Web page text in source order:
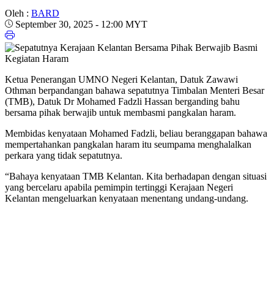
Oleh : BARD
September 30, 2025 - 12:00 MYT
Ketua Penerangan UMNO Negeri Kelantan, Datuk Zawawi
Othman berpandangan bahawa sepatutnya Timbalan Menteri Besar
(TMB), Datuk Dr Mohamed Fadzli Hassan berganding bahu
bersama pihak berwajib untuk membasmi pangkalan haram.
Membidas kenyataan Mohamed Fadzli, beliau beranggapan bahawa
mempertahankan pangkalan haram itu seumpama menghalalkan
perkara yang tidak sepatutnya.
“Bahaya kenyataan TMB Kelantan. Kita berhadapan dengan situasi
yang bercelaru apabila pemimpin tertinggi Kerajaan Negeri
Kelantan mengeluarkan kenyataan menentang undang-undang.